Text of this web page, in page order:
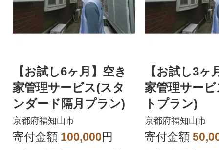
【お試し6ヶ月】空き
家管理サービス(スタ
ンダード隔月プラン)
京都府福知山市
寄付金額 100,000円
【お試し3ヶ
家管理サー
トプラン)
京都府福知山市
寄付金額